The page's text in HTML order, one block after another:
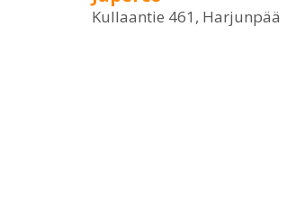
Kullaantie 461, Harjunpää